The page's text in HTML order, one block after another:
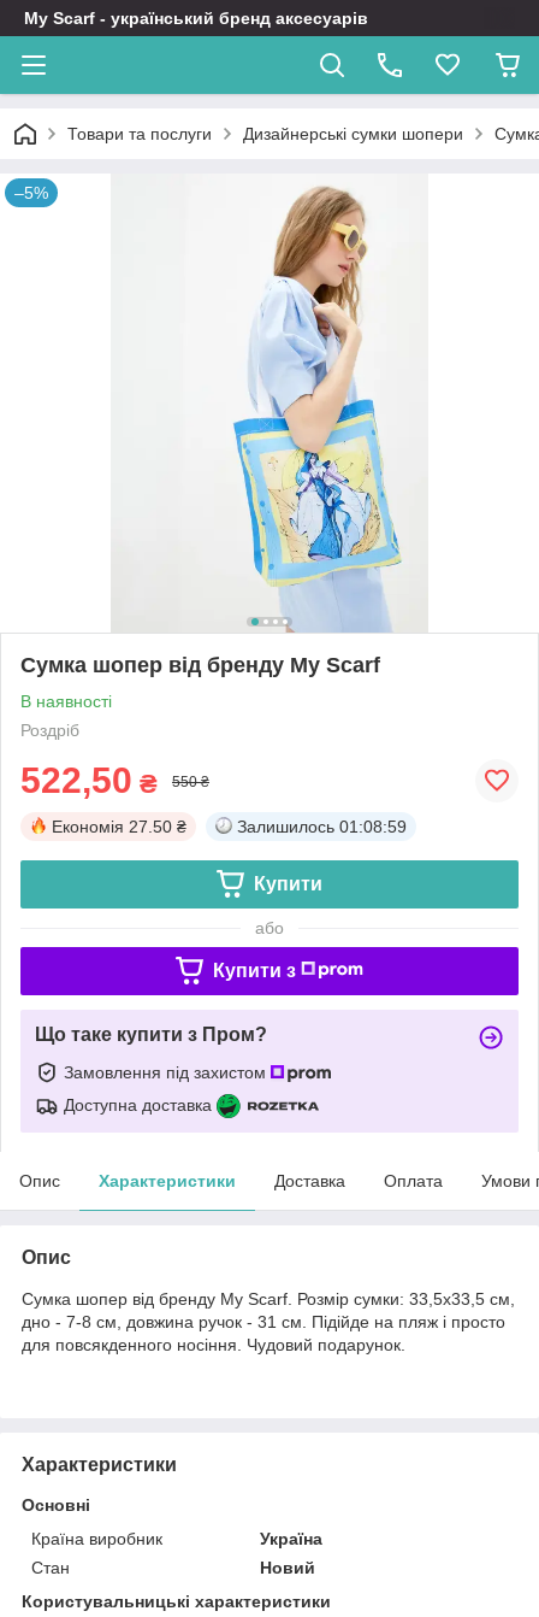
My Scarf - український бренд аксесуарів
Товари та послуги Дизайнерські сумки шопери
–5%
Сумка шопер від бренду My Scarf
В наявності
Роздріб
522,50 ₴ 550 ₴
Економія 27.50 ₴ Залишилось 01:08:59
Купити
або
Купити з
Що таке купити з Пром?
Замовлення під захистом
Доступна доставка
Опис Характеристики Доставка Оплата Умови
Опис
Сумка шопер від бренду My Scarf. Розмір сумки: 33,5х33,5 см,
дно - 7-8 см, довжина ручок - 31 см. Підійде на пляж і просто
для повсякденного носіння. Чудовий подарунок.
Характеристики
Основні
Країна виробник
Україна
Стан
Новий
Користувальницькі характеристики